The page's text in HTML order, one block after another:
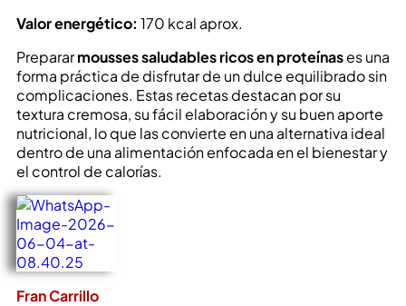
Valor energético: 170 kcal aprox.
Prepararmousses saludables ricos en proteínases una
forma práctica de disfrutar de un dulce equilibrado sin
complicaciones. Estas recetas destacan por su
textura cremosa, su fácil elaboración y su buen aporte
nutricional, lo que las convierte en una alternativa ideal
dentro de una alimentación enfocada en el bienestar y
el control de calorías.
Fran Carrillo